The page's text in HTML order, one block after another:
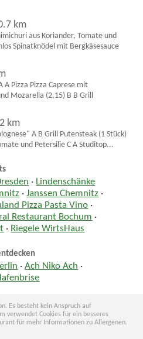
km
aus Koriander, Tomate und
Spinatknödel mit Bergkäsesauce
A Pizza Pizza Caprese mit
Mozarella (2,15) B B Grill
km
A B Grill Putensteak (1 Stück)
und Petersilie C A Studitop...
· Lindenschänke
·Janssen Chemnitz ·
Pizza Pasta Vino ·
Restaurant Bochum ·
· Riegele WirtsHaus
·Ach Niko Ach ·
Es besteht kein Anspruch auf
verwendet Cookies für ein besseres
für mehr Informationen zu Allergenen.